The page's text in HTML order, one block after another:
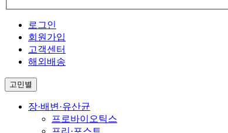
로그인
회원가입
고객센터
해외배송
고민별
장·배변·유산균
프로바이오틱스
프리·포스트